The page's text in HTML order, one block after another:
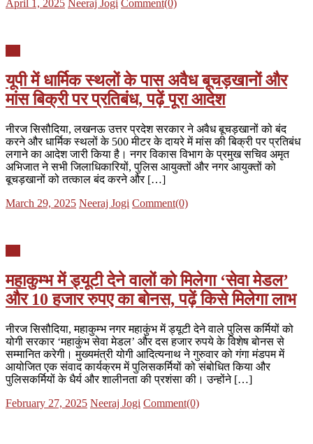
Posted
April 1, 2025 Author
Neeraj Jogi Comment(0)
यूपी में धार्मिक स्थलों के पास अवैध बूचड़खानों और
मांस बिक्री पर प्रतिबंध, पढ़ें पूरा आदेश
नीरज सिसौदिया, लखनऊ उत्तर प्रदेश सरकार ने अवैध बूचड़खानों को बंद
करने और धार्मिक स्थलों के 500 मीटर के दायरे में मांस की बिक्री पर प्रतिबंध
लगाने का आदेश जारी किया है। नगर विकास विभाग के प्रमुख सचिव अमृत
अभिजात ने सभी जिलाधिकारियों, पुलिस आयुक्तों और नगर आयुक्तों को
बूचड़खानों को तत्काल बंद करने और […]
Posted
March 29, 2025 Author
Neeraj Jogi Comment(0)
महाकुम्भ में ड्यूटी देने वालों को मिलेगा ‘सेवा मेडल’
और 10 हजार रुपए का बोनस, पढ़ें किसे मिलेगा लाभ
नीरज सिसौदिया, महाकुम्भ नगर महाकुंभ में ड्यूटी देने वाले पुलिस कर्मियों को
योगी सरकार ‘महाकुंभ सेवा मेडल’ और दस हजार रुपये के विशेष बोनस से
सम्मानित करेगी। मुख्यमंत्री योगी आदित्यनाथ ने गुरुवार को गंगा मंडपम में
आयोजित एक संवाद कार्यक्रम में पुलिसकर्मियों को संबोधित किया और
पुलिसकर्मियों के धैर्य और शालीनता की प्रशंसा की। उन्होंने […]
Posted
February 27, 2025 Author
Neeraj Jogi Comment(0)